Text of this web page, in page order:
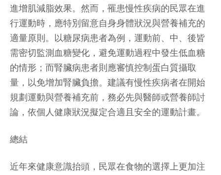
進增肌減脂效果。然而，罹患慢性疾病的民眾在進
行運動時，應特別留意自身身體狀況與營養補充的
適量原則。以糖尿病患者為例，運動前、中、後皆
需密切監測血糖變化，避免運動過程中發生低血糖
的情形；而腎臟病患者則應審慎控制蛋白質攝取
量，以免增加腎臟負擔。建議有慢性疾病者在開始
規劃運動與營養補充前，務必先與醫師或營養師討
論，依個人健康狀況擬定合適且安全的運動計畫。
總結
近年來健康意識抬頭，民眾在食物的選擇上更加注